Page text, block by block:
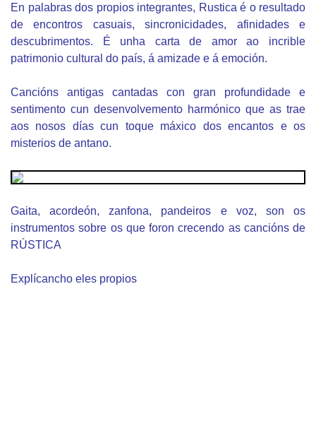
En palabras dos propios integrantes, Rustica é o resultado
de encontros casuais, sincronicidades, afinidades e
descubrimentos. É unha carta de amor ao incrible
patrimonio cultural do país, á amizade e á emoción.
Cancións antigas cantadas con gran profundidade e
sentimento cun desenvolvemento harmónico que as trae
aos nosos días cun toque máxico dos encantos e os
misterios de antano.
Gaita, acordeón, zanfona, pandeiros e voz, son os
instrumentos sobre os que foron crecendo as cancións de
RÚSTICA
Explícancho eles propios